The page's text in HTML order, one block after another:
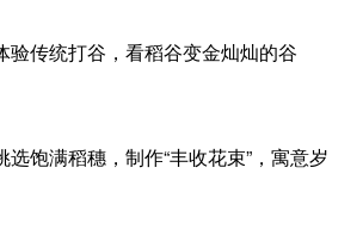
验传统打谷，看稻谷变金灿灿的谷
选饱满稻穗，制作“丰收花束”，寓意岁